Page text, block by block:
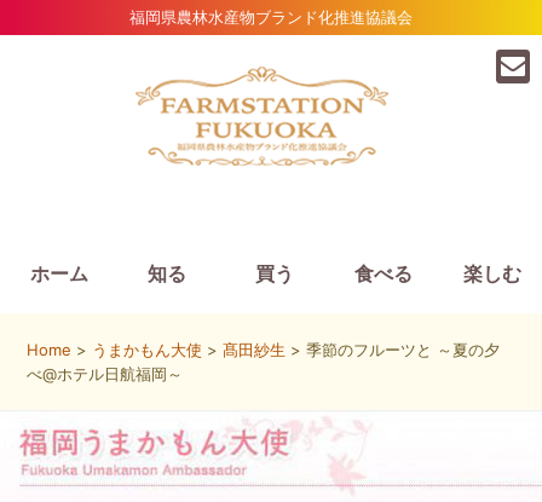
福岡県農林水産物ブランド化推進協議会
ホーム 知る 買う 食べる 楽しむ
Home > うまかもん大使 >髙田紗生 > 季節のフルーツと ～夏の夕
べ@ホテル日航福岡～